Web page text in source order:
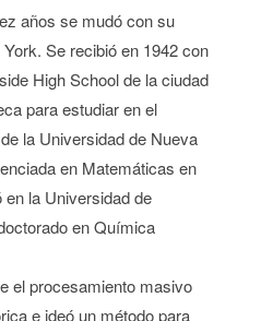
años se mudó con su
Se recibió en 1942 con
High School de la ciudad
para estudiar en el
la Universidad de Nueva
en Matemáticas en
la Universidad de
en Química
el procesamiento masivo
e ideó un método para